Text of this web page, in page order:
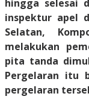
hingga selesai
inspektur apel
Selatan,
melakukan
pita tanda
Pergelaran itu
pergelaran